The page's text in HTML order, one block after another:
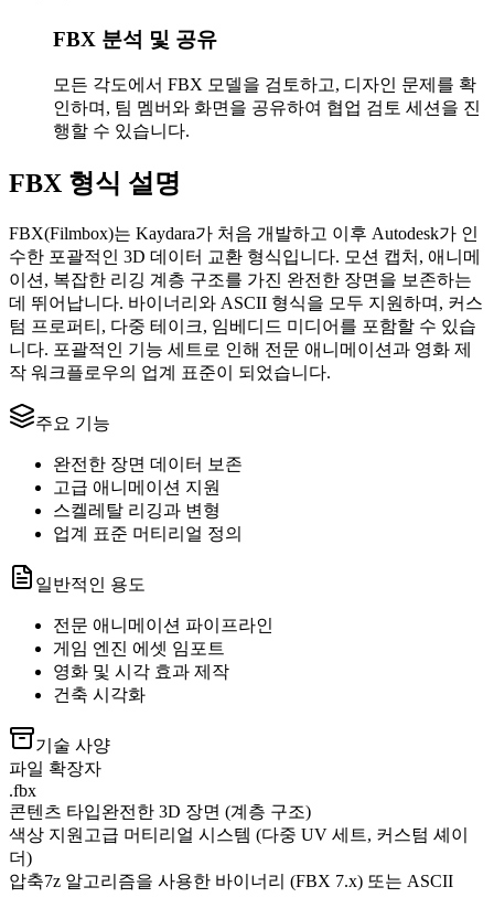
FBX 분석 및 공유
모든 각도에서 FBX 모델을 검토하고, 디자인 문제를 확
인하며, 팀 멤버와 화면을 공유하여 협업 검토 세션을 진
행할 수 있습니다.
FBX 형식 설명
FBX(Filmbox)는 Kaydara가 처음 개발하고 이후 Autodesk가 인
수한 포괄적인 3D 데이터 교환 형식입니다. 모션 캡처, 애니메
이션, 복잡한 리깅 계층 구조를 가진 완전한 장면을 보존하는
데 뛰어납니다. 바이너리와 ASCII 형식을 모두 지원하며, 커스
텀 프로퍼티, 다중 테이크, 임베디드 미디어를 포함할 수 있습
니다. 포괄적인 기능 세트로 인해 전문 애니메이션과 영화 제
작 워크플로우의 업계 표준이 되었습니다.
주요 기능
완전한 장면 데이터 보존
고급 애니메이션 지원
스켈레탈 리깅과 변형
업계 표준 머티리얼 정의
일반적인 용도
전문 애니메이션 파이프라인
게임 엔진 에셋 임포트
영화 및 시각 효과 제작
건축 시각화
기술 사양
파일 확장자
.fbx
콘텐츠 타입완전한 3D 장면 (계층 구조)
색상 지원 고급 머티리얼 시스템 (다중 UV 세트, 커스텀 셰이
더)
압축7z 알고리즘을 사용한 바이너리 (FBX 7.x) 또는 ASCII